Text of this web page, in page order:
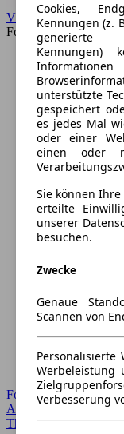
VW
Forum
Forum Startseite
Alle Auto-Foren
Themen-Forum
Cookies,
Kennungen (z.
generierte
Kennungen)
unterstützte
gespeichert
es jedes Mal
oder einer
einen oder
Sie können
erteilte
unserer
besuchen.
Zwecke
Genaue
Scannen von
Personalisierte
Werbeleistung
Verbesserung